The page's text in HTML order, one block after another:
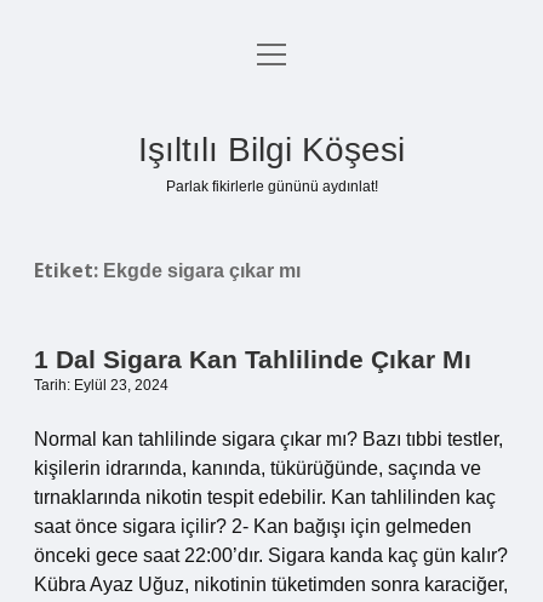
Anasayfa
Yasal Uyarı
menüyü
Işıltılı Bilgi Köşesi
Parlak fikirlerle gününü aydınlat!
Etiket: Ekgde sigara çıkar mı
1 Dal Sigara Kan Tahlilinde Çıkar Mı
Tarih: Eylül 23, 2024
Normal kan tahlilinde sigara çıkar mı? Bazı tıbbi testler,
kişilerin idrarında, kanında, tükürüğünde, saçında ve
tırnaklarında nikotin tespit edebilir. Kan tahlilinden kaç
saat önce sigara içilir? 2- Kan bağışı için gelmeden
önceki gece saat 22:00’dır. Sigara kanda kaç gün kalır?
Kübra Ayaz Uğuz, nikotinin tüketimden sonra karaciğer,